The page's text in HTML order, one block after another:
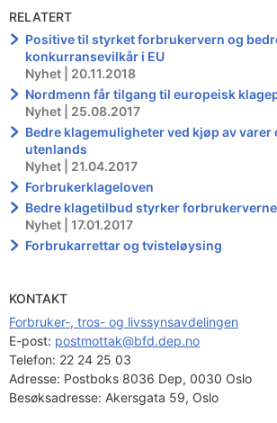
RELATERT
Positive til styrket forbrukervern og
konkurransevilkår i EU
Nyhet | 20.11.2018
Nordmenn får tilgang til europeisk
Nyhet | 25.08.2017
Bedre klagemuligheter ved kjøp av varer
utenlands
Nyhet | 21.04.2017
Forbrukerklageloven
Bedre klagetilbud styrker
Nyhet | 17.01.2017
Forbrukarrettar og tvisteløysing
KONTAKT
Forbruker-, tros- og livssynsavdelingen
E-post: postmottak@bfd.dep.no
Telefon: 22 24 25 03
Adresse: Postboks 8036 Dep, 0030 Oslo
Besøksadresse: Akersgata 59, Oslo